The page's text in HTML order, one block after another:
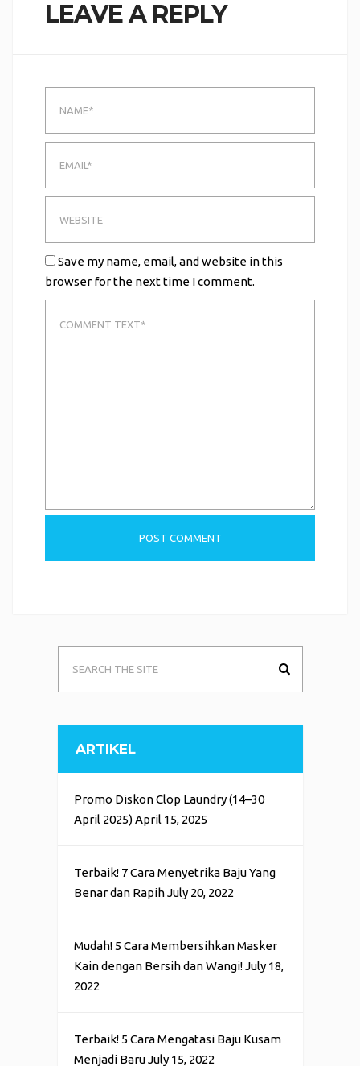
LEAVE A REPLY
Save my name, email, and website in this
browser for the next time I comment.
ARTIKEL
Promo Diskon Clop Laundry (14–30
April 2025) April 15, 2025
Terbaik! 7 Cara Menyetrika Baju Yang
Benar dan Rapih July 20, 2022
Mudah! 5 Cara Membersihkan Masker
Kain dengan Bersih dan Wangi! July 18,
2022
Terbaik! 5 Cara Mengatasi Baju Kusam
Menjadi Baru July 15, 2022